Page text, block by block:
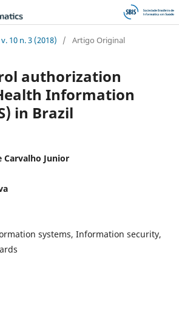
v. 10 n. 3 (2018) / Artigo Original
authorization
Information
in Brazil
Carvalho Junior
systems, Information security,